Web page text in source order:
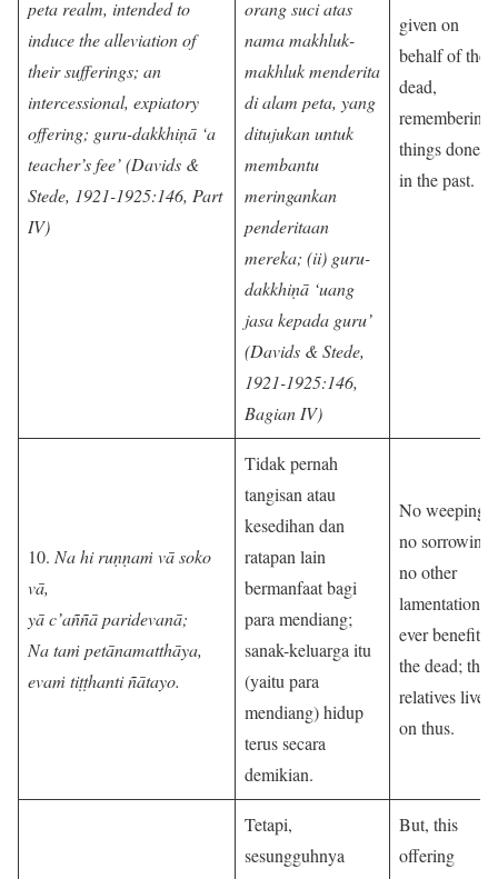
peta realm, intended to
induce the alleviation of
their sufferings; an
intercessional, expiatory
offering; guru-dakkhiṇā ‘a
teacher’s fee’ (Davids &
Stede, 1921-1925:146, Part
IV)
orang suci atas
nama makhluk-
makhluk menderita
di alam peta, yang
ditujukan untuk
membantu
meringankan
penderitaan
mereka; (ii) guru-
dakkhiṇā ‘uang
jasa kepada guru’
(Davids & Stede,
1921-1925:146,
Bagian IV)
given on
behalf of the
dead,
remembering
things done
in the past.
10. Na hi ruṇṇaṁ vā soko
vā,
yā c’aññā paridevanā;
Na taṁ petānamatthāya,
evaṁ tiṭṭhanti ñātayo.
Tidak pernah
tangisan atau
kesedihan dan
ratapan lain
bermanfaat bagi
para mendiang;
sanak-keluarga itu
(yaitu para
mendiang) hidup
terus secara
demikian.
No weeping,
no sorrowing
no other
lamentation
ever benefits
the dead; the
relatives live
on thus.
Tetapi,
sesungguhnya
But, this
offering